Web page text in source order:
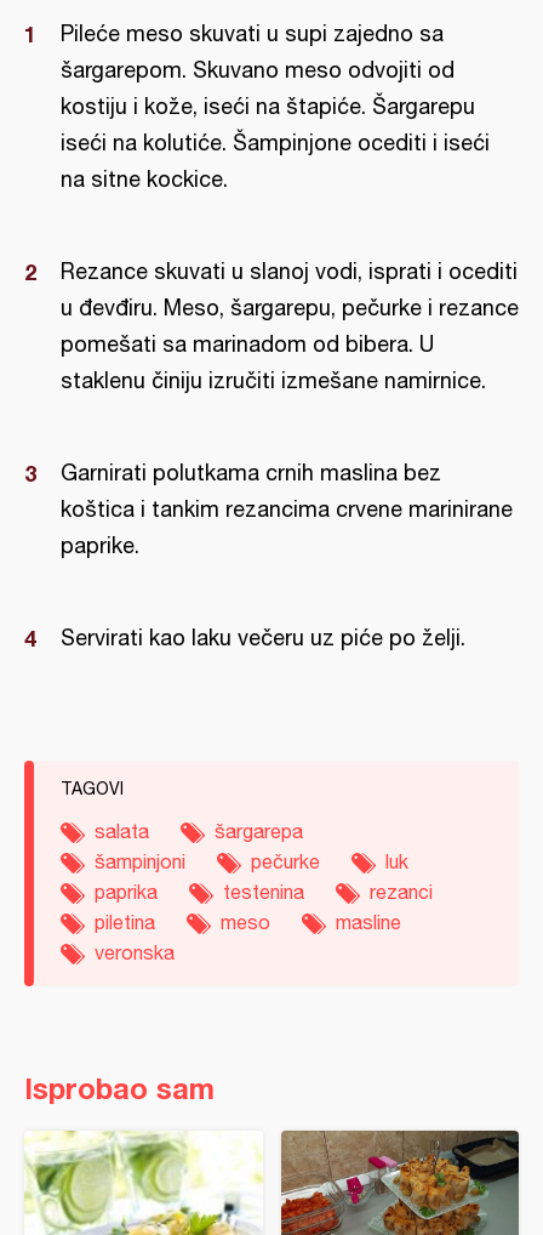
Pileće meso skuvati u supi zajedno sa
šargarepom. Skuvano meso odvojiti od
kostiju i kože, iseći na štapiće. Šargarepu
iseći na kolutiće. Šampinjone ocediti i iseći
na sitne kockice.
Rezance skuvati u slanoj vodi, isprati i ocediti
u đevđiru. Meso, šargarepu, pečurke i rezance
pomešati sa marinadom od bibera. U
staklenu činiju izručiti izmešane namirnice.
Garnirati polutkama crnih maslina bez
koštica i tankim rezancima crvene marinirane
paprike.
Servirati kao laku večeru uz piće po želji.
TAGOVI
salata
šargarepa
šampinjoni
pečurke
luk
paprika
testenina
rezanci
piletina
meso
masline
veronska
Isprobao sam